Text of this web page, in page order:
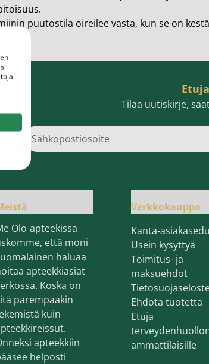
ihonhoito ja parranajo
ja känsät
ja Gua sha
navigation. Close navigation.
puutostila oireilee vasta, kun se on
Tilaa uutiskirje,
Olo-apteekissa
että moni
haluaa
apteekkiasiat
Koska on
parempaakin
kuin
apteekkiin
helposti
Verkkokauppa
Kanta-
Usein kysyttyä
Toimitus- ja
maksuehdot
Ehdota tuotetta
Etuja
ammattilaisille